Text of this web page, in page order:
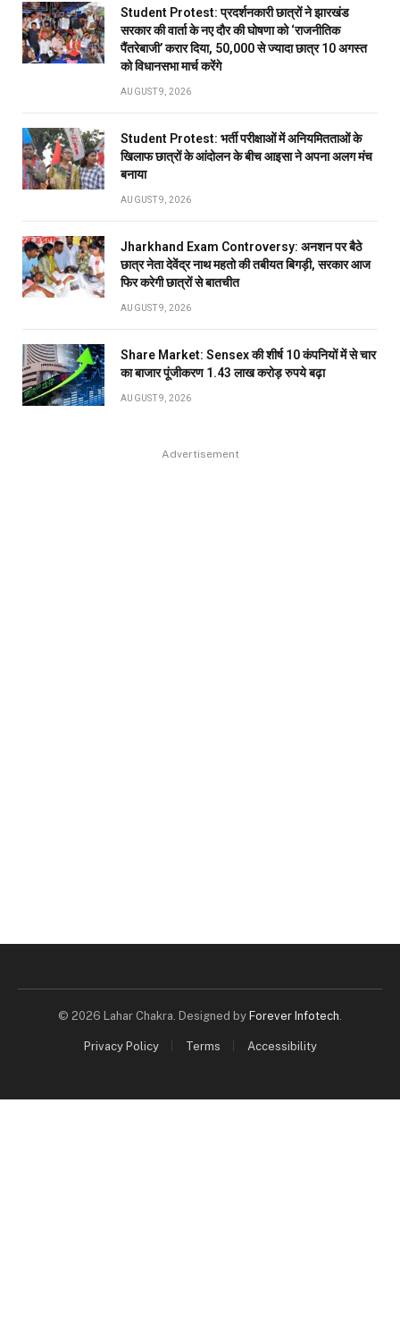
Student Protest: प्रदर्शनकारी छात्रों ने झारखंड
सरकार की वार्ता के नए दौर की घोषणा को ‘राजनीतिक
पैंतरेबाजी’ करार दिया, 50,000 से ज्यादा छात्र 10 अगस्त
को विधानसभा मार्च करेंगे
AUGUST 9, 2026
Student Protest: भर्ती परीक्षाओं में अनियमितताओं के
खिलाफ छात्रों के आंदोलन के बीच आइसा ने अपना अलग मंच
बनाया
AUGUST 9, 2026
Jharkhand Exam Controversy: अनशन पर बैठे
छात्र नेता देवेंद्र नाथ महतो की तबीयत बिगड़ी, सरकार आज
फिर करेगी छात्रों से बातचीत
AUGUST 9, 2026
Share Market: Sensex की शीर्ष 10 कंपनियों में से चार
का बाजार पूंजीकरण 1.43 लाख करोड़ रुपये बढ़ा
AUGUST 9, 2026
Advertisement
© 2026 Lahar Chakra. Designed by Forever Infotech
Privacy Policy Terms Accessibility